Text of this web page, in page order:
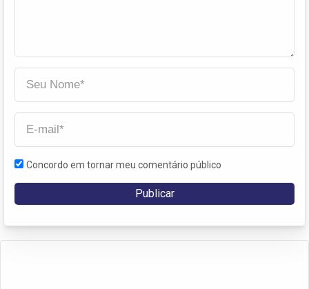
Concordo em tornar meu comentário público